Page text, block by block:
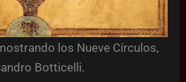
los Nueve Círculos,
Botticelli.